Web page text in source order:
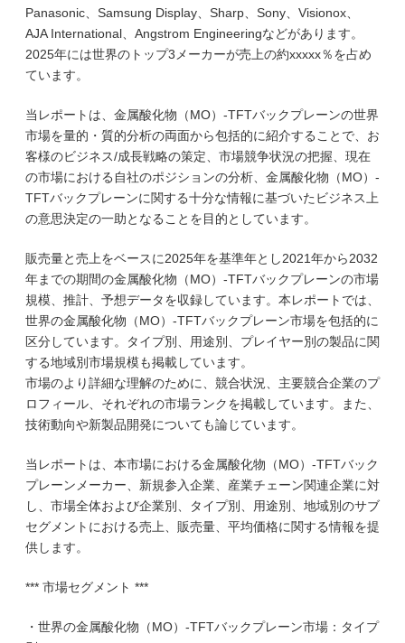
Panasonic、Samsung Display、Sharp、Sony、Visionox、
AJA International、Angstrom Engineeringなどがあります。
2025年には世界のトップ3メーカーが売上の約xxxxx％を占め
ています。
当レポートは、金属酸化物（MO）-TFTバックプレーンの世界
市場を量的・質的分析の両面から包括的に紹介することで、お
客様のビジネス/成長戦略の策定、市場競争状況の把握、現在
の市場における自社のポジションの分析、金属酸化物（MO）-
TFTバックプレーンに関する十分な情報に基づいたビジネス上
の意思決定の一助となることを目的としています。
販売量と売上をベースに2025年を基準年とし2021年から2032
年までの期間の金属酸化物（MO）-TFTバックプレーンの市場
規模、推計、予想データを収録しています。本レポートでは、
世界の金属酸化物（MO）-TFTバックプレーン市場を包括的に
区分しています。タイプ別、用途別、プレイヤー別の製品に関
する地域別市場規模も掲載しています。
市場のより詳細な理解のために、競合状況、主要競合企業のプ
ロフィール、それぞれの市場ランクを掲載しています。また、
技術動向や新製品開発についても論じています。
当レポートは、本市場における金属酸化物（MO）-TFTバック
プレーンメーカー、新規参入企業、産業チェーン関連企業に対
し、市場全体および企業別、タイプ別、用途別、地域別のサブ
セグメントにおける売上、販売量、平均価格に関する情報を提
供します。
*** 市場セグメント ***
・世界の金属酸化物（MO）-TFTバックプレーン市場：タイプ